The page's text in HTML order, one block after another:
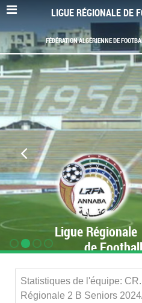
LIGUE RÉGIONALE DE
Ligue Régionale
de
Statistiques de l'équipe:
Régionale 2 B Seniors